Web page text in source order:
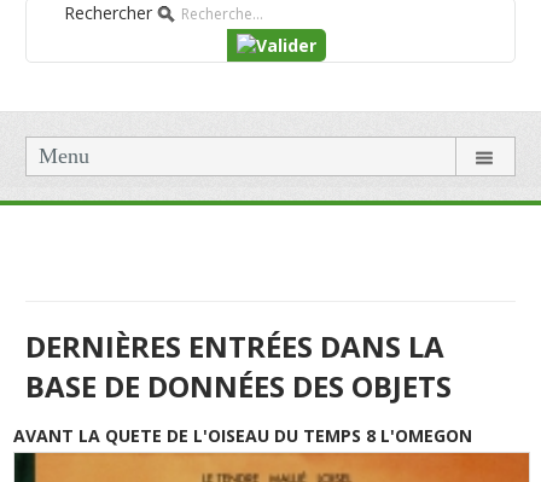
Rechercher
Menu
DERNIÈRES ENTRÉES DANS LA
BASE DE DONNÉES DES OBJETS
AVANT LA QUETE DE L'OISEAU DU TEMPS 8 L'OMEGON